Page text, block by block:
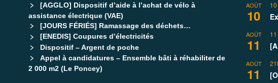
[AGGLO] Dispositif d’aide à l’achat de vélo à
assistance électrique (VAE)
[JOURS FÉRIÉS] Ramassage des déchets…
[ENEDIS] Coupures d’électricités
Dispositif – Argent de poche
Appel à candidatures – Ensemble bâti à réhabiliter de
2 000 m2 (Le Poncey)
AOÛT
10
AOÛT
11
AOÛT
11